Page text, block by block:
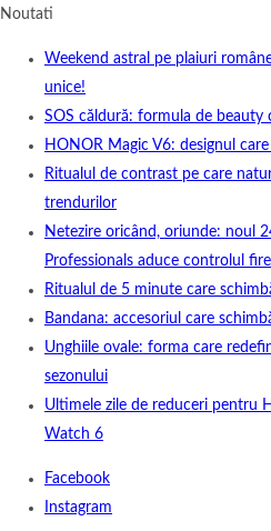
Noutati
Weekend astral pe plaiuri
unice!
SOS căldură: formula de
HONOR Magic V6: designul
Ritualul de contrast pe care
trendurilor
Netezire oricând, oriunde: noul
Professionals aduce controlul
Ritualul de 5 minute care
Bandana: accesoriul care
Unghiile ovale: forma care
sezonului
Ultimele zile de reduceri pentru
Watch 6
Facebook
Instagram